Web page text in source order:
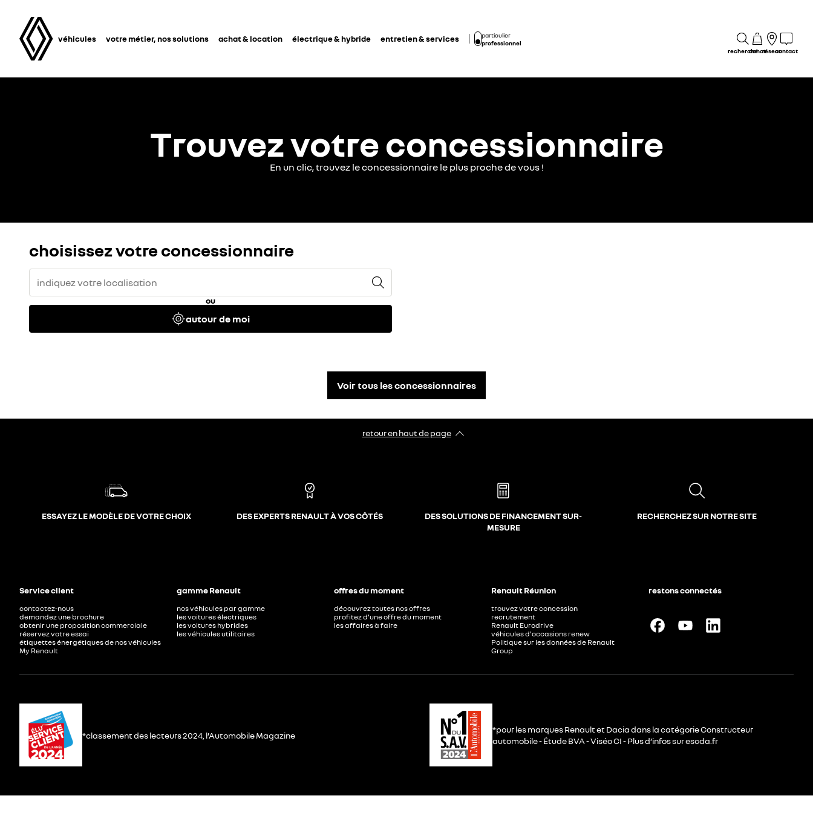
véhicules votre métier, nos solutions achat & location électrique & hybride entretien & services
particulier
professionnel
rechercheachatréseaucontact
Trouvez votre concessionnaire
En un clic, trouvez le concessionnaire le plus proche de vous !
choisissez votre concessionnaire
ou
autour de moi
Voir tous les concessionnaires
retour en haut de page​
ESSAYEZ LE MODÈLE DE VOTRE CHOIX DES EXPERTS RENAULT À VOS CÔTÉS
DES SOLUTIONS DE FINANCEMENT SUR-
MESURE
RECHERCHEZ SUR NOTRE SITE
Service client
contactez-nous
demandez une brochure
obtenir une proposition commerciale
réservez votre essai
étiquettes énergétiques de nos véhicules
My Renault
gamme Renault
nos véhicules par gamme
les voitures électriques
les voitures hybrides
les véhicules utilitaires
offres du moment
découvrez toutes nos offres
profitez d'une offre du moment
les affaires à faire
Renault Réunion
trouvez votre concession
recrutement
Renault Eurodrive
véhicules d'occasions renew
Politique sur les données de Renault
Group
restons connectés
*classement des lecteurs 2024, l’Automobile Magazine
*pour les marques Renault et Dacia dans la catégorie Constructeur
automobile - Étude BVA - Viséo CI - Plus d’infos sur escda.fr